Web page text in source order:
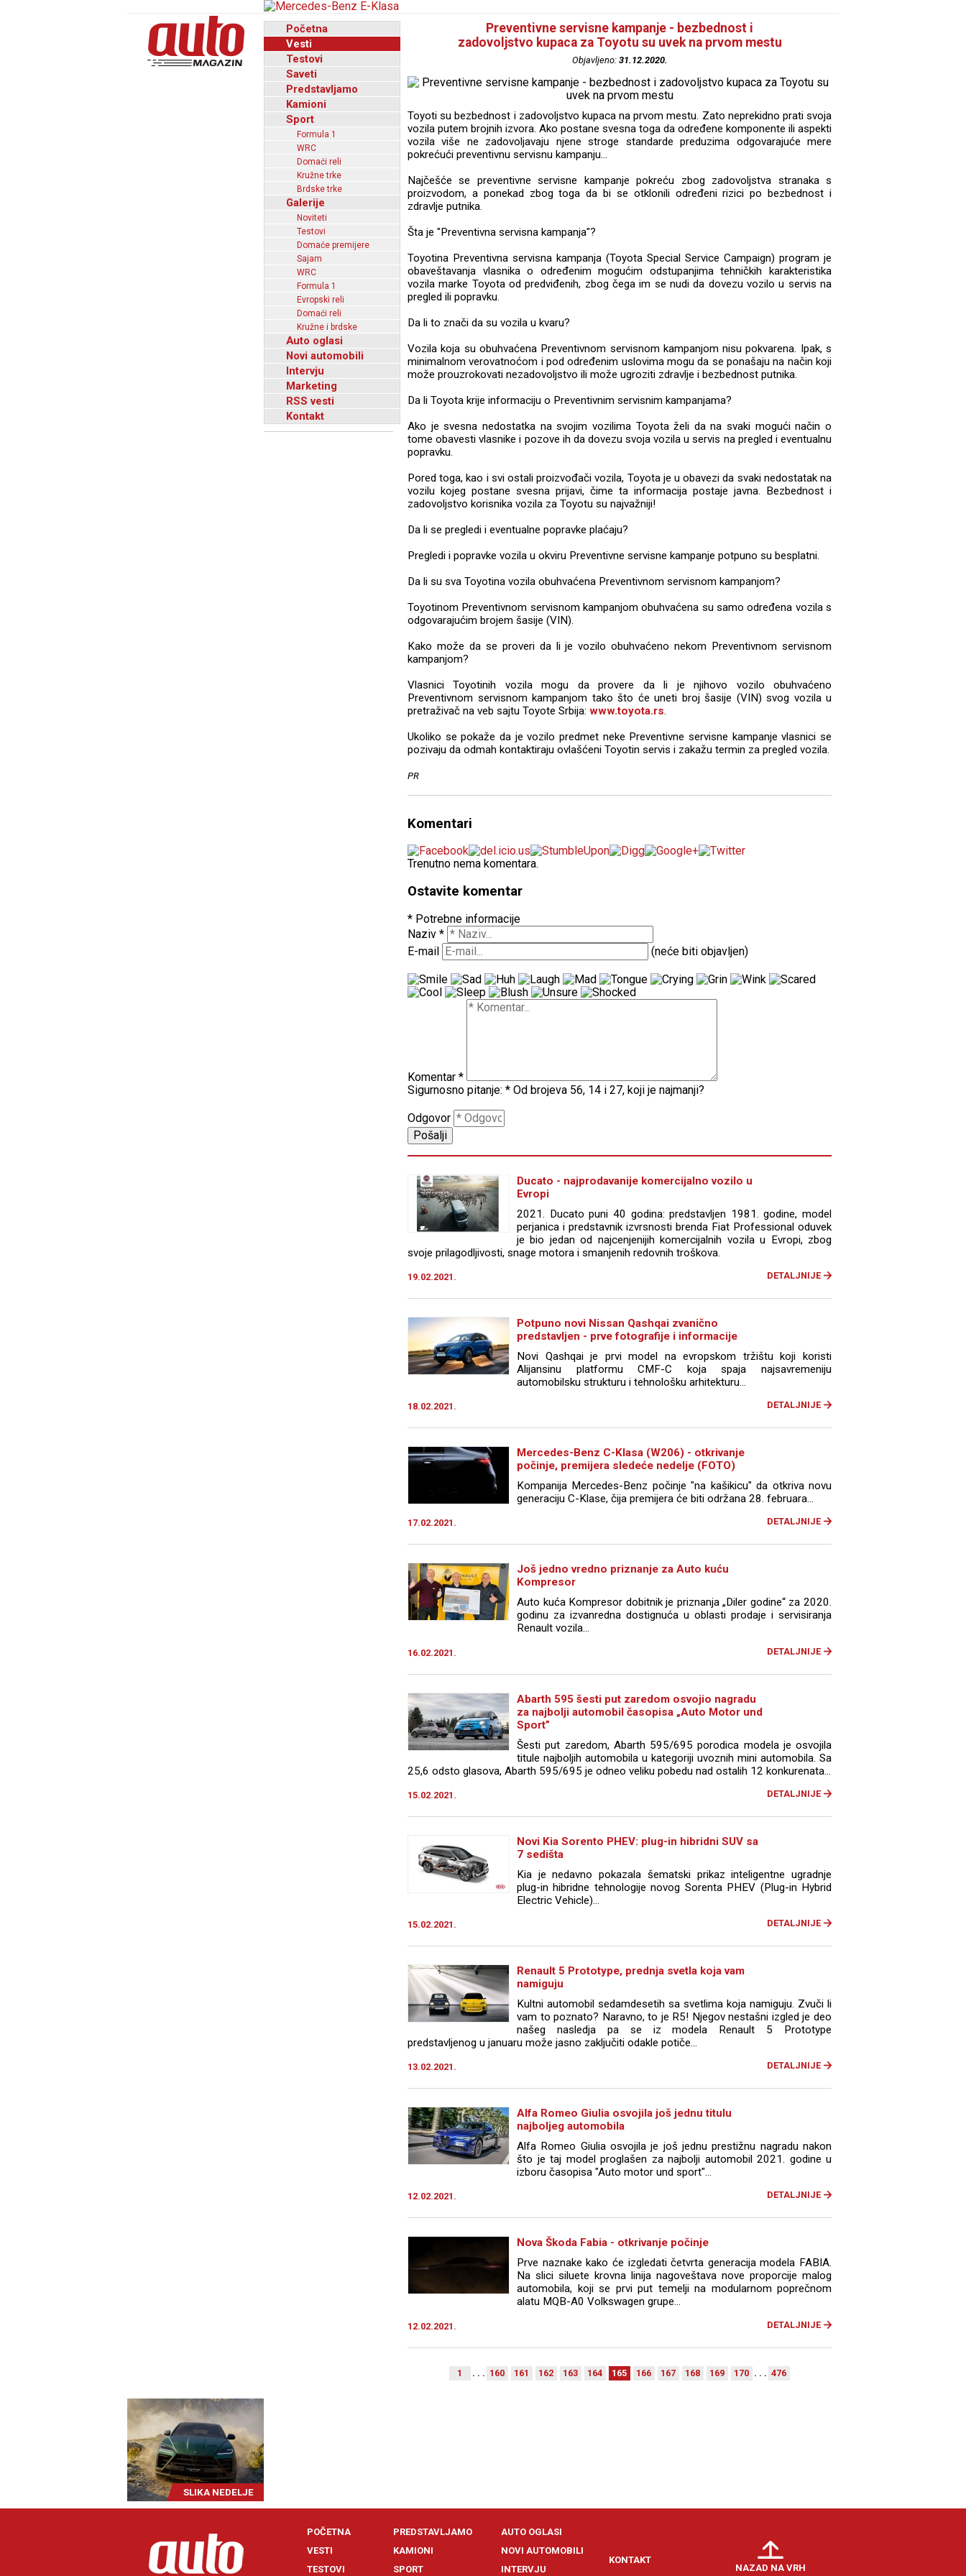
Početna
Vesti
Testovi
Saveti
Predstavljamo
Kamioni
Sport
Formula 1
WRC
Domaći reli
Kružne trke
Brdske trke
Galerije
Noviteti
Testovi
Domaće premijere
Sajam
WRC
Formula 1
Evropski reli
Domaći reli
Kružne i brdske
Auto oglasi
Novi automobili
Intervju
Marketing
RSS vesti
Kontakt
Preventivne servisne kampanje - bezbednost i
zadovoljstvo kupaca za Toyotu su uvek na prvom mestu
Objavljeno: 31.12.2020.
Toyoti su bezbednost i zadovoljstvo kupaca na prvom mestu. Zato neprekidno prati svoja
vozila putem brojnih izvora. Ako postane svesna toga da određene komponente ili aspekti
vozila više ne zadovoljavaju njene stroge standarde preduzima odgovarajuće mere
pokrećući preventivnu servisnu kampanju...
Najčešće se preventivne servisne kampanje pokreću zbog zadovoljstva stranaka s
proizvodom, a ponekad zbog toga da bi se otklonili određeni rizici po bezbednost i
zdravlje putnika.
Šta je "Preventivna servisna kampanja"?
Toyotina Preventivna servisna kampanja (Toyota Special Service Campaign) program je
obaveštavanja vlasnika o određenim mogućim odstupanjima tehničkih karakteristika
vozila marke Toyota od predviđenih, zbog čega im se nudi da dovezu vozilo u servis na
pregled ili popravku.
Da li to znači da su vozila u kvaru?
Vozila koja su obuhvaćena Preventivnom servisnom kampanjom nisu pokvarena. Ipak, s
minimalnom verovatnoćom i pod određenim uslovima mogu da se ponašaju na način koji
može prouzrokovati nezadovoljstvo ili može ugroziti zdravlje i bezbednost putnika.
Da li Toyota krije informaciju o Preventivnim servisnim kampanjama?
Ako je svesna nedostatka na svojim vozilima Toyota želi da na svaki mogući način o
tome obavesti vlasnike i pozove ih da dovezu svoja vozila u servis na pregled i eventualnu
popravku.
Pored toga, kao i svi ostali proizvođači vozila, Toyota je u obavezi da svaki nedostatak na
vozilu kojeg postane svesna prijavi, čime ta informacija postaje javna. Bezbednost i
zadovoljstvo korisnika vozila za Toyotu su najvažniji!
Da li se pregledi i eventualne popravke plaćaju?
Pregledi i popravke vozila u okviru Preventivne servisne kampanje potpuno su besplatni.
Da li su sva Toyotina vozila obuhvaćena Preventivnom servisnom kampanjom?
Toyotinom Preventivnom servisnom kampanjom obuhvaćena su samo određena vozila s
odgovarajućim brojem šasije (VIN).
Kako može da se proveri da li je vozilo obuhvaćeno nekom Preventivnom servisnom
kampanjom?
Vlasnici Toyotinih vozila mogu da provere da li je njihovo vozilo obuhvaćeno
Preventivnom servisnom kampanjom tako što će uneti broj šasije (VIN) svog vozila u
pretraživač na veb sajtu Toyote Srbija: www.toyota.rs.
Ukoliko se pokaže da je vozilo predmet neke Preventivne servisne kampanje vlasnici se
pozivaju da odmah kontaktiraju ovlašćeni Toyotin servis i zakažu termin za pregled vozila.
PR
Komentari
Trenutno nema komentara.
Ostavite komentar
* Potrebne informacije
Naziv *
E-mail
(neće biti objavljen)
Komentar *
Sigurnosno pitanje: * Od brojeva 56, 14 i 27, koji je najmanji?
Odgovor
Ducato - najprodavanije komercijalno vozilo u
Evropi
2021. Ducato puni 40 godina: predstavljen 1981. godine, model
perjanica i predstavnik izvrsnosti brenda Fiat Professional oduvek
je bio jedan od najcenjenijih komercijalnih vozila u Evropi, zbog
svoje prilagodljivosti, snage motora i smanjenih redovnih troškova.
19.02.2021. DETALJNIJE
Potpuno novi Nissan Qashqai zvanično
predstavljen - prve fotografije i informacije
Novi Qashqai je prvi model na evropskom tržištu koji koristi
Alijansinu platformu CMF-C koja spaja najsavremeniju
automobilsku strukturu i tehnološku arhitekturu...
18.02.2021. DETALJNIJE
Mercedes-Benz C-Klasa (W206) - otkrivanje
počinje, premijera sledeće nedelje (FOTO)
Kompanija Mercedes-Benz počinje "na kašikicu" da otkriva novu
generaciju C-Klase, čija premijera će biti održana 28. februara...
17.02.2021. DETALJNIJE
Još jedno vredno priznanje za Auto kuću
Kompresor
Auto kuća Kompresor dobitnik je priznanja „Diler godine“ za 2020.
godinu za izvanredna dostignuća u oblasti prodaje i servisiranja
Renault vozila...
16.02.2021. DETALJNIJE
Abarth 595 šesti put zaredom osvojio nagradu
za najbolji automobil časopisa „Auto Motor und
Sport”
Šesti put zaredom, Abarth 595/695 porodica modela je osvojila
titule najboljih automobila u kategoriji uvoznih mini automobila. Sa
25,6 odsto glasova, Abarth 595/695 je odneo veliku pobedu nad ostalih 12 konkurenata...
15.02.2021. DETALJNIJE
Novi Kia Sorento PHEV: plug-in hibridni SUV sa
7 sedišta
Kia je nedavno pokazala šematski prikaz inteligentne ugradnje
plug-in hibridne tehnologije novog Sorenta PHEV (Plug-in Hybrid
Electric Vehicle)...
15.02.2021. DETALJNIJE
Renault 5 Prototype, prednja svetla koja vam
namiguju
Kultni automobil sedamdesetih sa svetlima koja namiguju. Zvuči li
vam to poznato? Naravno, to je R5! Njegov nestašni izgled je deo
našeg nasledja pa se iz modela Renault 5 Prototype
predstavljenog u januaru može jasno zaključiti odakle potiče...
13.02.2021. DETALJNIJE
Alfa Romeo Giulia osvojila još jednu titulu
najboljeg automobila
Alfa Romeo Giulia osvojila je još jednu prestižnu nagradu nakon
što je taj model proglašen za najbolji automobil 2021. godine u
izboru časopisa "Auto motor und sport"...
12.02.2021. DETALJNIJE
Nova Škoda Fabia - otkrivanje počinje
Prve naznake kako će izgledati četvrta generacija modela FABIA.
Na slici siluete krovna linija nagoveštava nove proporcije malog
automobila, koji se prvi put temelji na modularnom poprečnom
alatu MQB-A0 Volkswagen grupe...
12.02.2021. DETALJNIJE
1 . . . 160 161 162 163 164 165 166 167 168 169 170 . . . 476
SLIKA NEDELJE
POČETNA
VESTI
TESTOVI
PREDSTAVLJAMO
KAMIONI
SPORT
AUTO OGLASI
NOVI AUTOMOBILI
INTERVJU
KONTAKT
NAZAD NA VRH